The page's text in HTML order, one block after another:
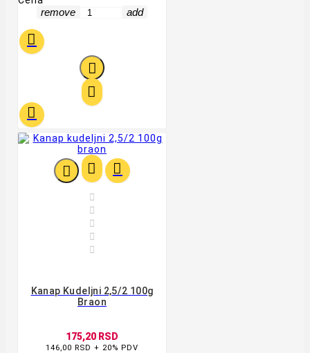
remove add




  





Kanap Kudeljni 2,5/2 100g
Braon
175,20 RSD
146,00 RSD + 20% PDV